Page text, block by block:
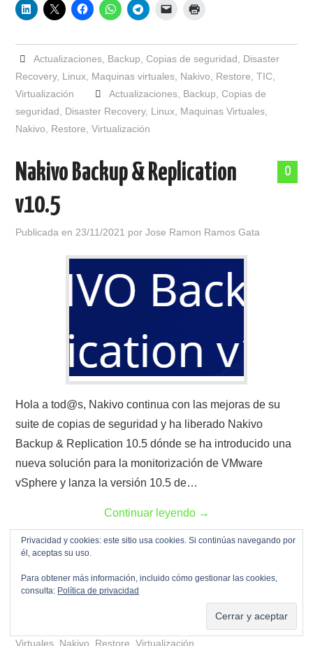
Actualizaciones, Backup Copias de seguridad
Disaster
Recovery, Linux Maquinas virtuales Nakivo Restore ,TIC
Virtualización
Actualizaciones, Backup Copias de
seguridad
Disaster Recovery, Linux Maquinas Virtuales
Nakivo
Restore ,Virtualización
0
Nakivo Backup & Replication
v10.5
Publicada en 23/11/2021 porJose Ramon Ramos Gata
Hola a tod@s, Nakivo continua con las mejoras de su
suite de copias de seguridad y ha liberado Nakivo
Backup & Replication 10.5 dónde se ha introducido una
nueva solución para la monitorización de VMware
vSphere y lanza la versión 10.5 de…
Continuar leyendo →
Backup,Copias de seguridad
Virtuales Nakivo Restore ,Virtualización
Privacidad y cookies: este sitio usa cookies. Si continúas navegando por
él, aceptas su uso.
Para obtener más información, incluido cómo gestionar las cookies,
consulta: Política de privacidad